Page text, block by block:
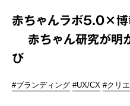
赤ちゃんラボ5.0×
赤ちゃん研究が明
び
#ブランディング #UX/CX #クリ